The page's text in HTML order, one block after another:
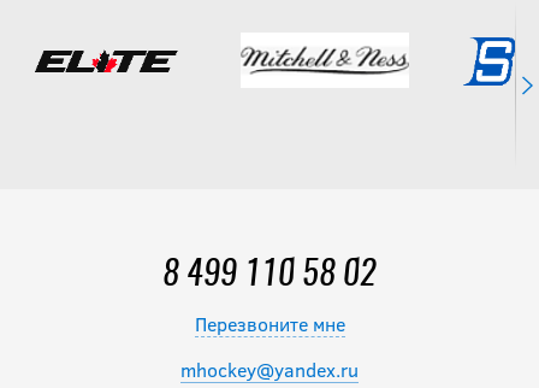
8 499 110 58 02
Перезвоните мне
mhockey@yandex.ru